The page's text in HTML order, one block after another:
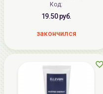
Код:
19.50 руб.
закончился